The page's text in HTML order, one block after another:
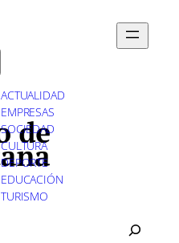
ACTUALIDAD
EMPRESAS
SOCIEDAD
CULTURA
DEPORTE
EDUCACIÓN
TURISMO